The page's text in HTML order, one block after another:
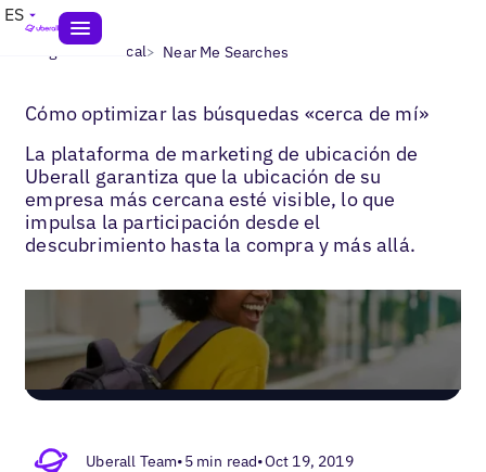
ES
Blogs> SEO local> Near Me Searches
Cómo optimizar las búsquedas «cerca de mí»
La plataforma de marketing de ubicación de
Uberall garantiza que la ubicación de su
empresa más cercana esté visible, lo que
impulsa la participación desde el
descubrimiento hasta la compra y más allá.
Uberall Team•5 min read•Oct 19, 2019